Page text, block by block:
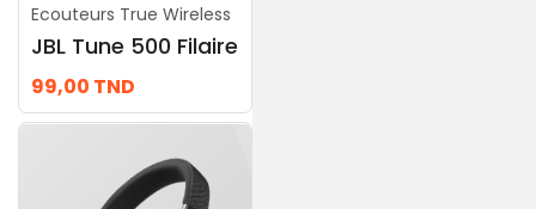
Ecouteurs True Wireless
JBL Tune 500 Filaire
99,00 TND